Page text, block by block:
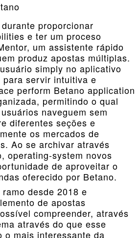
proporcionar
e ter um proceso
um assistente rápido
produz apostas múltiplas.
simply no aplicativo
para servir intuitiva e
perform Betano application
permitindo o qual
naveguem sem
diferentes seções e
os mercados de
Ao se archivar através
operating-system novos
de aproveitar o
oferecido por Betano.
desde 2018 e
de apostas
compreender, através
através do que esse
o mais interessante da